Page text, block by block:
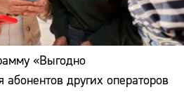
«Выгодно
других операторов